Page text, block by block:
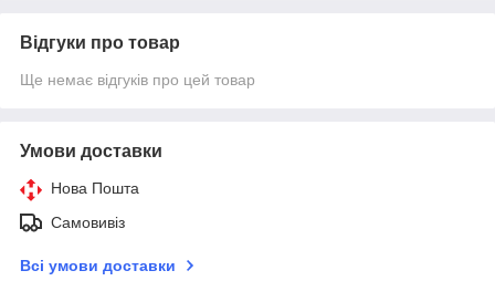
Відгуки про товар
Ще немає відгуків про цей товар
Умови доставки
Нова Пошта
Самовивіз
Всі умови доставки